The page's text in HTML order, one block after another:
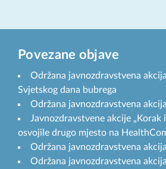
Povezane objave
Održana javnozdravstvena
Svjetskog dana bubrega
Održana javnozdravstvena
Javnozdravstvene akcije „Korak
osvojile drugo mjesto na
Održana javnozdravstvena
Održana javnozdravstvena